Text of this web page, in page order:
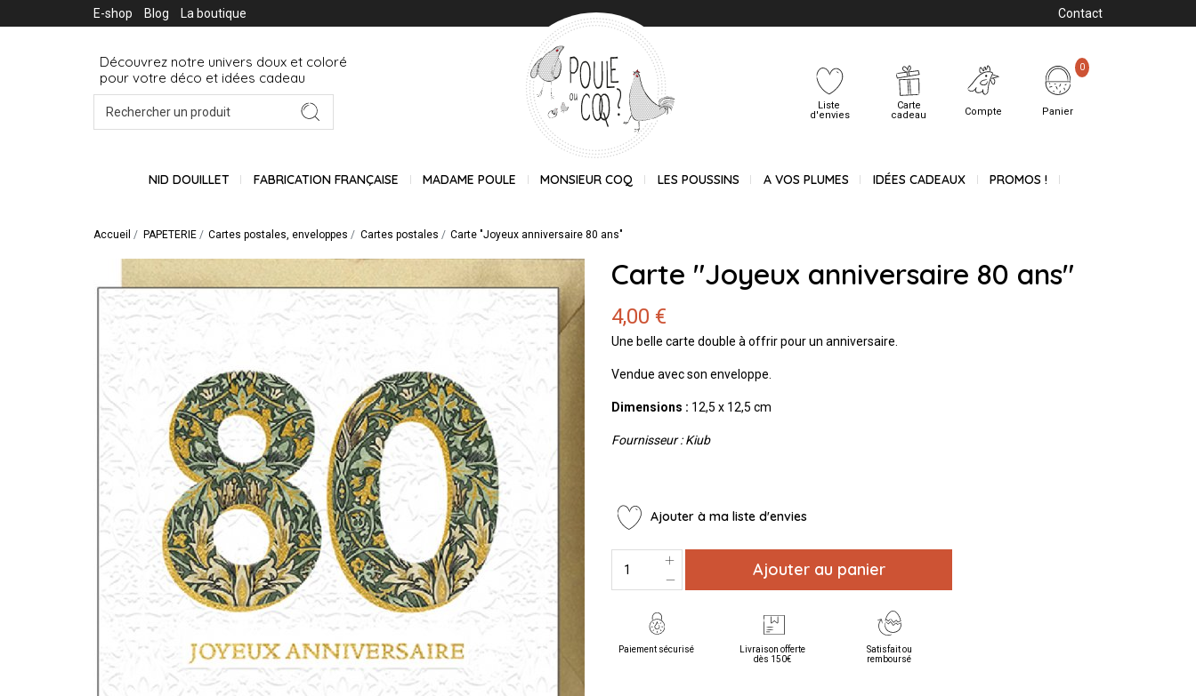
E-shop Blog La boutique Contact
Découvrez notre univers doux et coloré
pour votre déco et idées cadeau
Liste
d'envies
Carte
cadeau
Compte Panier
0
NID DOUILLET FABRICATION FRANÇAISE MADAME POULE MONSIEUR COQ LES POUSSINS A VOS PLUMES IDÉES CADEAUX PROMOS !
Accueil PAPETERIE Cartes postales, enveloppes Cartes postales Carte "Joyeux anniversaire 80 ans"
Carte "Joyeux anniversaire 80 ans"
4,00 €
Une belle carte double à offrir pour un anniversaire.
Vendue avec son enveloppe.
Dimensions : 12,5 x 12,5 cm
Fournisseur : Kiub
Ajouter à ma liste d'envies
Ajouter au panier
Paiement sécurisé
Livraison offerte
dès 150€
Satisfait ou
remboursé